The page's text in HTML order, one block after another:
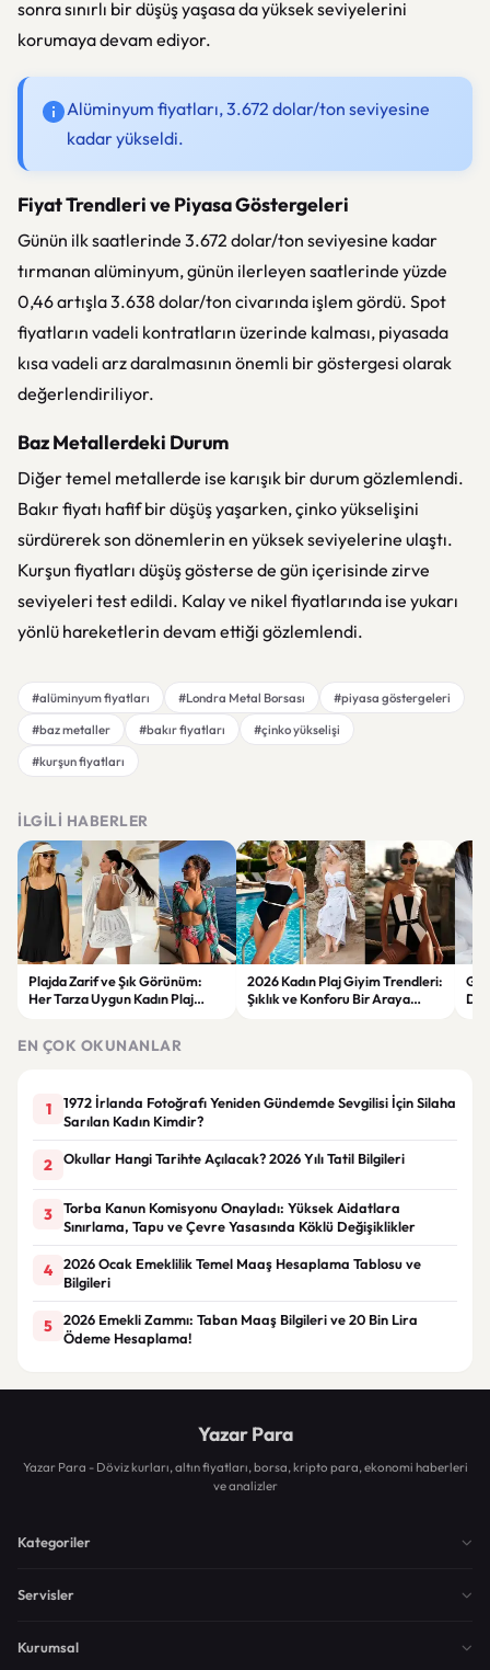
sonra sınırlı bir düşüş yaşasa da yüksek seviyelerini
korumaya devam ediyor.
Alüminyum fiyatları, 3.672 dolar/ton seviyesine
kadar yükseldi.
Fiyat Trendleri ve Piyasa Göstergeleri
Günün ilk saatlerinde 3.672 dolar/ton seviyesine kadar
tırmanan alüminyum, günün ilerleyen saatlerinde yüzde
0,46 artışla 3.638 dolar/ton civarında işlem gördü. Spot
fiyatların vadeli kontratların üzerinde kalması, piyasada
kısa vadeli arz daralmasının önemli bir göstergesi olarak
değerlendiriliyor.
Baz Metallerdeki Durum
Diğer temel metallerde ise karışık bir durum gözlemlendi.
Bakır fiyatı hafif bir düşüş yaşarken, çinko yükselişini
sürdürerek son dönemlerin en yüksek seviyelerine ulaştı.
Kurşun fiyatları düşüş gösterse de gün içerisinde zirve
seviyeleri test edildi. Kalay ve nikel fiyatlarında ise yukarı
yönlü hareketlerin devam ettiği gözlemlendi.
#alüminyum fiyatları #Londra Metal Borsası
#piyasa göstergeleri
#baz metaller
#bakır fiyatları
#çinko yükselişi
#kurşun fiyatları
İLGILI HABERLER
Plajda Zarif ve Şık Görünüm:
Her Tarza Uygun Kadın Plaj
2026 Kadın Plaj Giyim Trendleri:
Şıklık ve Konforu Bir Araya
EN ÇOK OKUNANLAR
1
1972 İrlanda Fotoğrafı Yeniden Gündemde Sevgilisi İçin Silaha
Sarılan Kadın Kimdir?
2 Okullar Hangi Tarihte Açılacak? 2026 Yılı Tatil Bilgileri
3
Torba Kanun Komisyonu Onayladı: Yüksek Aidatlara
Sınırlama, Tapu ve Çevre Yasasında Köklü Değişiklikler
4
2026 Ocak Emeklilik Temel Maaş Hesaplama Tablosu ve
Bilgileri
5
2026 Emekli Zammı: Taban Maaş Bilgileri ve 20 Bin Lira
Ödeme Hesaplama!
Yazar Para
Yazar Para - Döviz kurları, altın fiyatları, borsa, kripto para, ekonomi haberleri
ve analizler
Kategoriler
Servisler
Kurumsal